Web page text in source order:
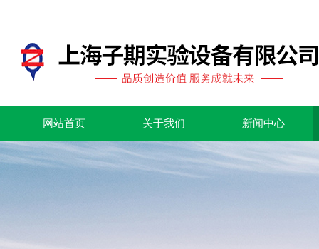
网站首页 关于我们 新闻中心